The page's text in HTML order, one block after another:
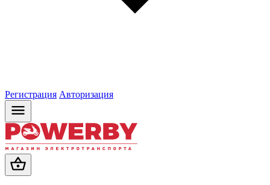
Регистрация Авторизация